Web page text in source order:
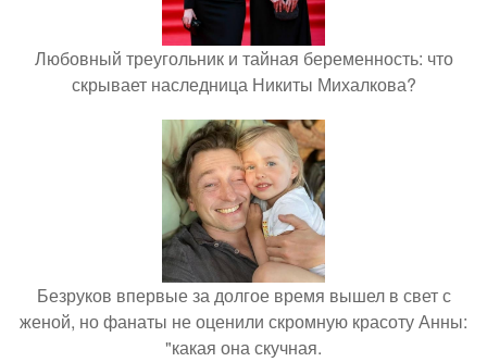
Любовный треугольник и тайная беременность: что
скрывает наследница Никиты Михалкова?
Безруков впервые за долгое время вышел в свет с
женой, но фанаты не оценили скромную красоту Анны:
"какая она скучная.